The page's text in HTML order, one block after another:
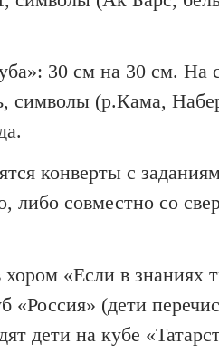
30 см на 30 см. На
символы (р.Кама,
конверты с
либо совместно со
хором «Если в
«Россия» (дети
дети на кубе